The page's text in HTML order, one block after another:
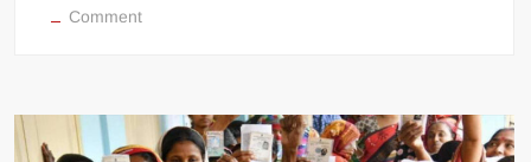
Commenton
अखिलेश
यादव